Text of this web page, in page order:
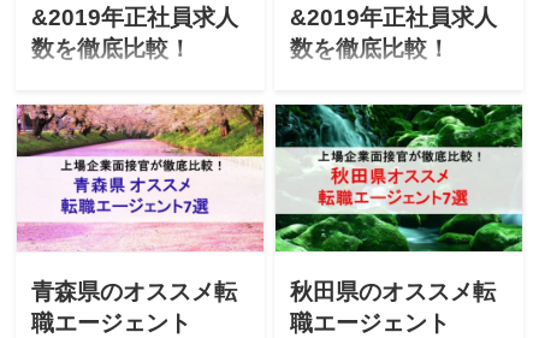
&2019年正社員求人
数を徹底比較！
たい」「新潟にUターン転職
したいけど不安」と悩んで
ませんか？上場企業の面接
官が「新潟県のオススメ転
職エージェント」「最新
2019年エージェントごとの
します！
&2019年正社員求人
数を徹底比較！
たい」「北海道にUターン転
職したいけど不安」と悩ん
でませんか？上場企業の面
接官が「北海道のオススメ
転職エージェント」「最新
2019年エージェントごとの
します！
青森県のオススメ転
職エージェント
秋田県のオススメ転
職エージェント